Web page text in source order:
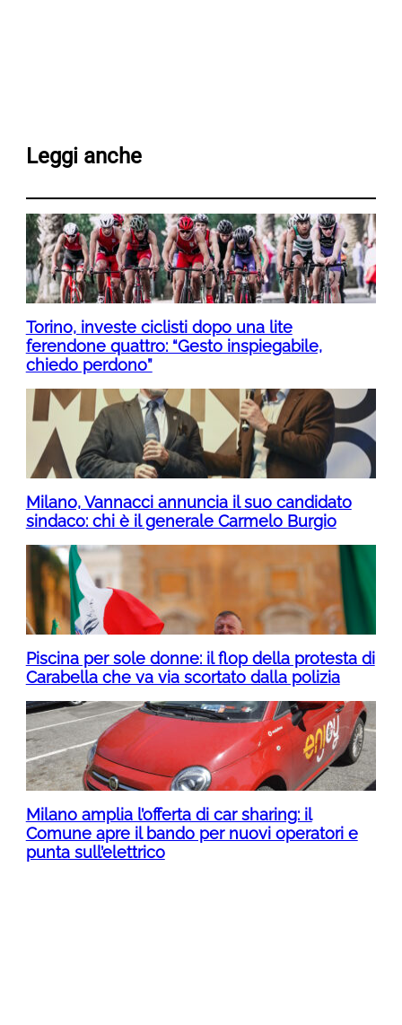
Leggi anche
Torino, investe ciclisti dopo una lite
ferendone quattro: “Gesto inspiegabile,
chiedo perdono”
Milano, Vannacci annuncia il suo candidato
sindaco: chi è il generale Carmelo Burgio
Piscina per sole donne: il flop della protesta di
Carabella che va via scortato dalla polizia
Milano amplia l’offerta di car sharing: il
Comune apre il bando per nuovi operatori e
punta sull’elettrico